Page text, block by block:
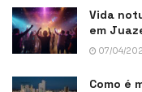
Vida
em
07/04/
Como é